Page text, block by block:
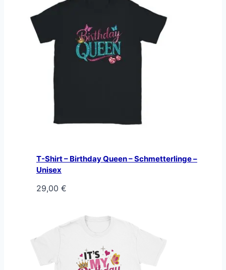
T-Shirt – Birthday Queen – Schmetterlinge –
Unisex
29,00 €